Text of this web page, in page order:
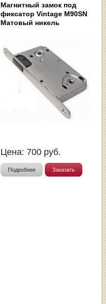
Магнитный замок под
фиксатор Vintage M90SN
Матовый никель
Цена: 700 руб.
Подробнее Заказать